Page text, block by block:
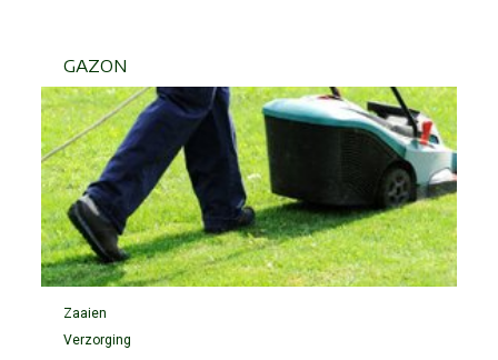
GAZON
Zaaien
Verzorging